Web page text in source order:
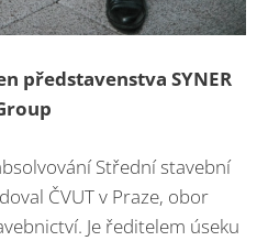
představenstva SYNER
Střední stavební
ČVUT v Praze, obor
Je ředitelem úseku